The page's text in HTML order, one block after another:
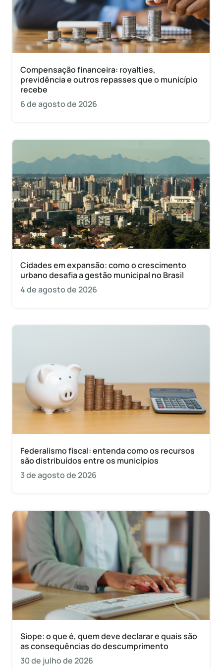
Compensação financeira: royalties,
previdência e outros repasses que o município
recebe
6 de agosto de 2026
Cidades em expansão: como o crescimento
urbano desafia a gestão municipal no Brasil
4 de agosto de 2026
Federalismo fiscal: entenda como os recursos
são distribuídos entre os municípios
3 de agosto de 2026
Siope: o que é, quem deve declarar e quais são
as consequências do descumprimento
30 de julho de 2026